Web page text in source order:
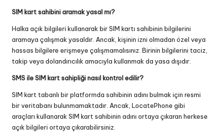
SIM kart sahibini aramak yasal mı?
Halka açık bilgileri kullanarak bir SIM kartı sahibinin bilgilerini
aramaya çalışmak yasaldır. Ancak, kişinin izni olmadan özel veya
hassas bilgilere erişmeye çalışmamalısınız. Birinin bilgilerini taciz,
takip veya dolandırıcılık amacıyla kullanmak da yasa dışıdır.
SMS ile SIM kart sahipliği nasıl kontrol edilir?
SIM kart tabanlı bir platformda sahibinin adını bulmak için resmi
bir veritabanı bulunmamaktadır. Ancak, LocatePhone gibi
araçları kullanarak SIM kart sahibinin adını ortaya çıkaran herkese
açık bilgileri ortaya çıkarabilirsiniz.